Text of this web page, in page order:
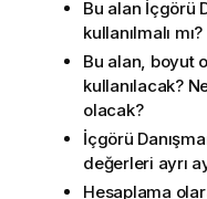
Bu alan İçgörü
kullanılmalı mı?
Bu alan, boyut
kullanılacak?
olacak?
İçgörü
değerleri ayrı
Hesaplama